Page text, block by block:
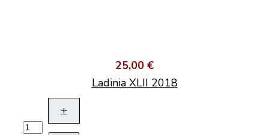
25,00 €
Ladinia XLII 2018
+